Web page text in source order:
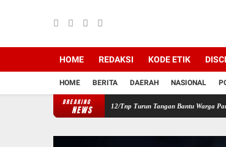
HOME REDAKSI KODE ETIK
HOME BERITA DAERAH NASIONAL
BREAKING
NEWS
Babinsa Koramil 12/Tnp Turun Tangan Bantu Warga Panen Bayam